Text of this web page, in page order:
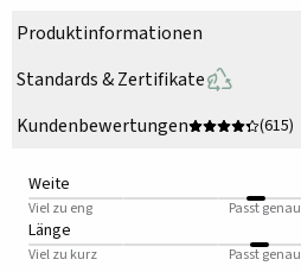
Produktinformationen
Standards & Zertifikate
Kundenbewertungen
(615)
Weite
Viel zu eng Passt genau
Länge
Viel zu kurz Passt genau